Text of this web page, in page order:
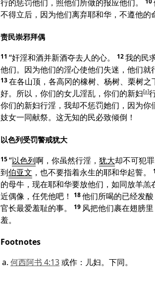
行的惩罚他们，照他们所做的报应他们。
不得立后，因为他们离弃耶和华，不遵他的
责民崇邪拜偶
11 “奸淫和酒并新酒夺去人的心。 12我的民
他们。因为他们的淫心使他们失迷，他们就
13在各山顶，各高冈的橡树、杨树、栗树
好。所以，你们的女儿淫乱，你们的新妇[a]
你们的新妇行淫，我却不惩罚她们，因为
妓女一同献祭。这无知的民必致倾倒！
以色列受罚警戒犹大
15“以色列啊，你虽然行淫， 犹大却不可犯
到伯亚文 ，也不要指着永生的耶和华起誓。
的母牛，现在耶和华要放他们，如同放羊羔
近偶像，任凭他吧！
18他们所喝的已经发
官长最爱羞耻的事。
19 风把他们裹在翅膀
羞。
Footnotes
何西阿书 4:13或作：儿妇。下同。